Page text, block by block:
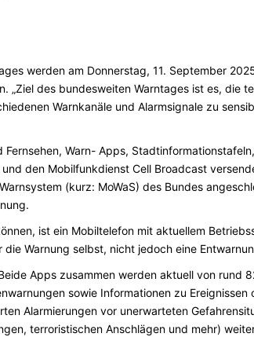
werden am Donnerstag, 11. September
„Ziel des bundesweiten Warntages ist es, die
Warnkanäle und Alarmsignale zu
Warn- Apps,
den Mobilfunkdienst Cell Broadcast
(kurz: MoWaS) des Bundes
ist ein Mobiltelefon mit aktuellem
Warnung selbst, nicht jedoch eine
Apps zusammen werden aktuell von rund
sowie Informationen zu Ereignissen
Alarmierungen vor unerwarteten
terroristischen Anschlägen und mehr)